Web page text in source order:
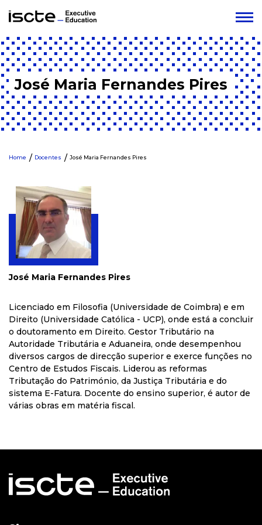
José Maria Fernandes Pires
Home Docentes José Maria Fernandes Pires
José Maria Fernandes Pires
Licenciado em Filosofia (Universidade de Coimbra) e em
Direito (Universidade Católica - UCP), onde está a concluir
o doutoramento em Direito. Gestor Tributário na
Autoridade Tributária e Aduaneira, onde desempenhou
diversos cargos de direcção superior e exerce funções no
Centro de Estudos Fiscais. Liderou as reformas
Tributação do Património, da Justiça Tributária e do
sistema E-Fatura. Docente do ensino superior, é autor de
várias obras em matéria fiscal.